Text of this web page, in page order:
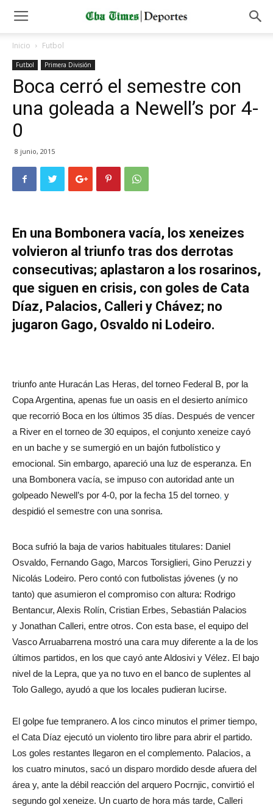
Inicio Futbol
Futbol Primera División
Boca cerró el semestre con
una goleada a Newell’s por 4-
0
8 junio, 2015
En una Bombonera vacía, los xeneizes
volvieron al triunfo tras dos derrotas
consecutivas; aplastaron a los rosarinos,
que siguen en crisis, con goles de Cata
Díaz, Palacios, Calleri y Chávez; no
jugaron Gago, Osvaldo ni Lodeiro.
triunfo ante Huracán Las Heras, del torneo Federal B, por la
Copa Argentina, apenas fue un oasis en el desierto anímico
que recorrió Boca en los últimos 35 días. Después de vencer
a River en el torneo de 30 equipos, el conjunto xeneize cayó
en un bache y se sumergió en un bajón futbolístico y
emocional. Sin embargo, apareció una luz de esperanza. En
una Bombonera vacía, se impuso con autoridad ante un
golpeado Newell’s por 4-0, por la fecha 15 del torneo, y
despidió el semestre con una sonrisa.
Boca sufrió la baja de varios habituales titulares: Daniel
Osvaldo, Fernando Gago, Marcos Torsiglieri, Gino Peruzzi y
Nicolás Lodeiro. Pero contó con futbolistas jóvenes (y no
tanto) que asumieron el compromiso con altura: Rodrigo
Bentancur, Alexis Rolín, Cristian Erbes, Sebastián Palacios
y Jonathan Calleri, entre otros. Con esta base, el equipo del
Vasco Arruabarrena mostró una cara muy diferente a la de los
últimos partidos, en los que cayó ante Aldosivi y Vélez. El bajo
nivel de la Lepra, que ya no tuvo en el banco de suplentes al
Tolo Gallego, ayudó a que los locales pudieran lucirse.
El golpe fue tempranero. A los cinco minutos el primer tiempo,
el Cata Díaz ejecutó un violento tiro libre para abrir el partido.
Los goles restantes llegaron en el complemento. Palacios, a
los cuatro minutos, sacó un disparo mordido desde afuera del
área y, ante la débil reacción del arquero Pocrnjic, convirtió el
segundo gol xeneize. Un cuarto de hora más tarde, Calleri